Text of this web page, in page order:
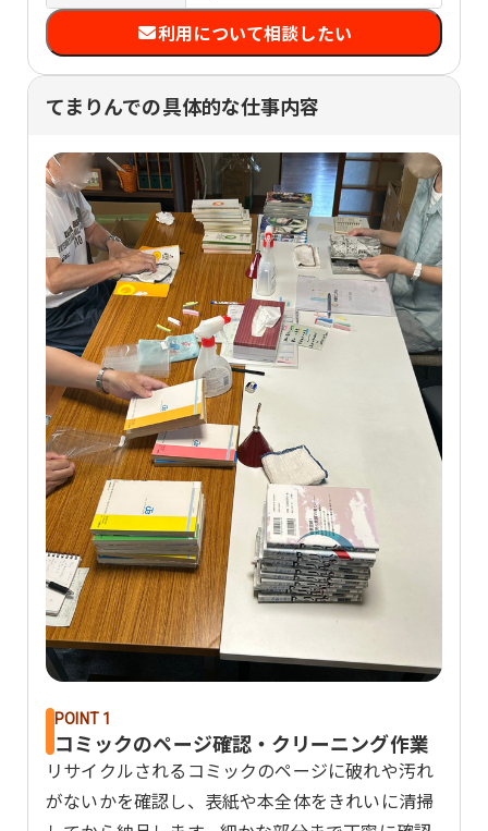
利用について相談したい
てまりんでの具体的な仕事内容
POINT 1
コミックのページ確認・クリーニング作業
リサイクルされるコミックのページに破れや汚れ
がないかを確認し、表紙や本全体をきれいに清掃